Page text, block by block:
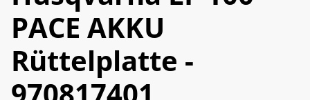
PACE AKKU
Rüttelplatte -